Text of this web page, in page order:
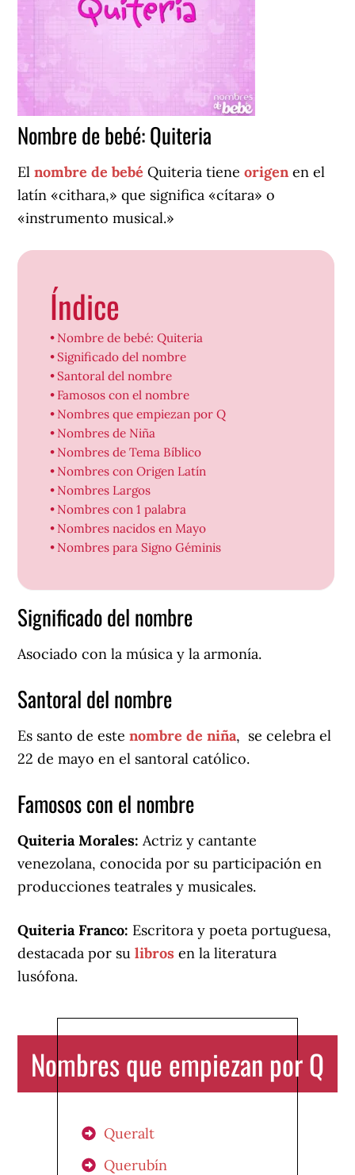
Nombre de bebé: Quiteria
Elnombre de bebé Quiteria tieneorigen en el
latín «cithara,» que significa «cítara» o
«instrumento musical.»
Índice
Nombre de bebé: Quiteria
Significado del nombre
Santoral del nombre
Famosos con el nombre
Nombres que empiezan por Q
Nombres de Niña
Nombres de Tema Bíblico
Nombres con Origen Latín
Nombres Largos
Nombres con 1 palabra
Nombres nacidos en Mayo
Nombres para Signo Géminis
Significado del nombre
Asociado con la música y la armonía.
Santoral del nombre
Es santo de estenombre de niña, se celebra el
22 de mayo en el santoral católico.
Famosos con el nombre
Quiteria Morales: Actriz y cantante
venezolana, conocida por su participación en
producciones teatrales y musicales.
Quiteria Franco: Escritora y poeta portuguesa,
destacada por sulibros en la literatura
lusófona.
Nombres que empiezan por Q
Queralt
Querubín